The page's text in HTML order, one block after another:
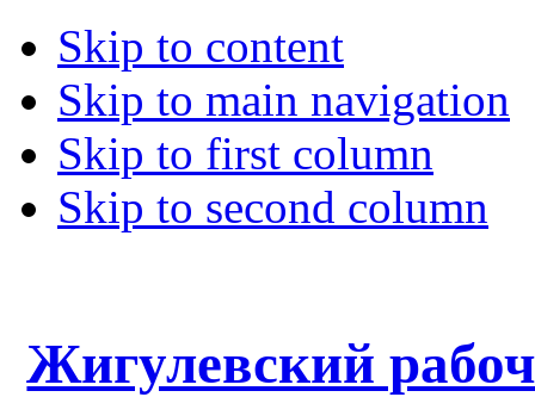
Skip to content
Skip to main navigation
Skip to first column
Skip to second column
Жигулевский